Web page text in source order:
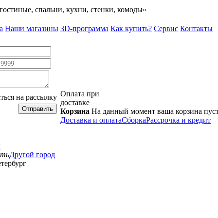
спальни, кухни, стенки, комоды»
Наши магазины 3D-программа Как купить? Сервис Контакты
на рассылку
Отправить
Другой город
Оплата при
доставке
Корзина На данный момент ваша корзина
Доставка и оплатаСборкаРассрочка и кредит